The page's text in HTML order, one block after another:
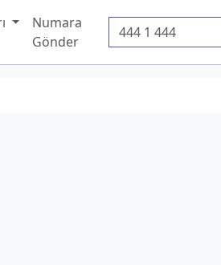
Numara
Gönder
Telefon Numarası